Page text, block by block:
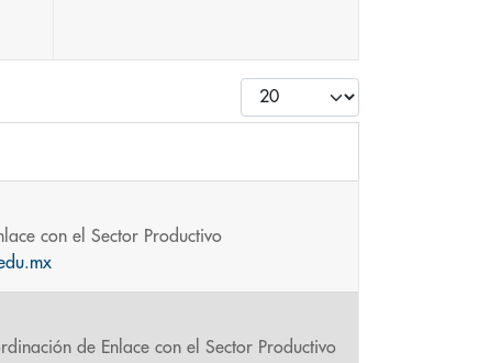
Cantidad
con el Sector Productivo
de Enlace con el Sector Productivo